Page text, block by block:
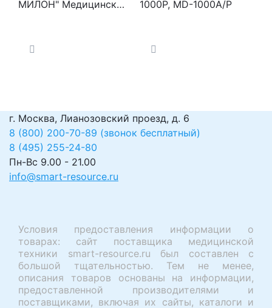
МИЛОН" Медицинские
1000P, MD-1000A/P
г. Москва, Лианозовский проезд, д. 6
8 (800) 200-70-89 (звонок бесплатный)
8 (495) 255-24-80
Пн-Вс 9.00 - 21.00
info@smart-resource.ru
Условия предоставления информации о
товарах: сайт поставщика медицинской
техники smart-resource.ru был составлен с
большой тщательностью. Тем не менее,
описания товаров основаны на информации,
предоставленной производителями и
поставщиками, включая их сайты, каталоги и